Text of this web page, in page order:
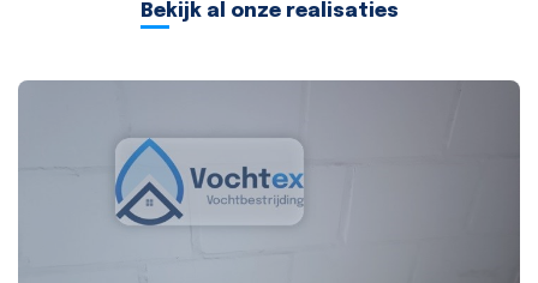
Bekijk al onze realisaties